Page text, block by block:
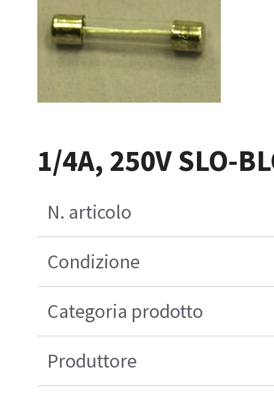
1/4A, 250V SLO-
N. articolo
Condizione
Categoria prodotto
Produttore